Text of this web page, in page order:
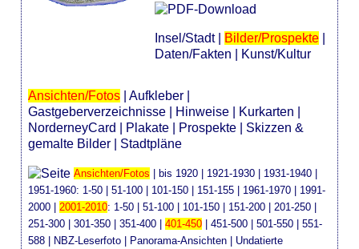
Insel/Stadt| Bilder/Prospekte|
Daten/Fakten
Kunst/Kultur
Ansichten/Fotos |Aufkleber
Gastgeberverzeichnisse
Hinweise Kurkarten
NorderneyCard
Plakate Prospekte
Skizzen &
gemalte Bilder
Stadtpläne
Ansichten/Fotos bis 1920 1921-1930 1931-1940
1951-1960: 1-50 |51-100 101-150 151-155 1961-1970
1991-
2000 |2001-2010: 1-50 |51-100 101-150 151-200 |201-250
251-300 |301-350 |351-400 |401-450 |451-500 |501-550 |551-
588
NBZ-Leserfoto Panorama-Ansichten
Undatierte